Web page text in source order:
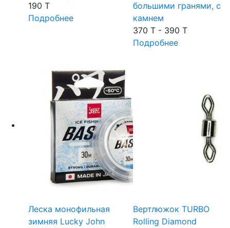
190 T
Подробнее
большими гранями, с
камнем
370 T - 390 T
Подробнее
Леска монофильная
зимняя Lucky John
Вертлюжок TURBO
Rolling Diamond